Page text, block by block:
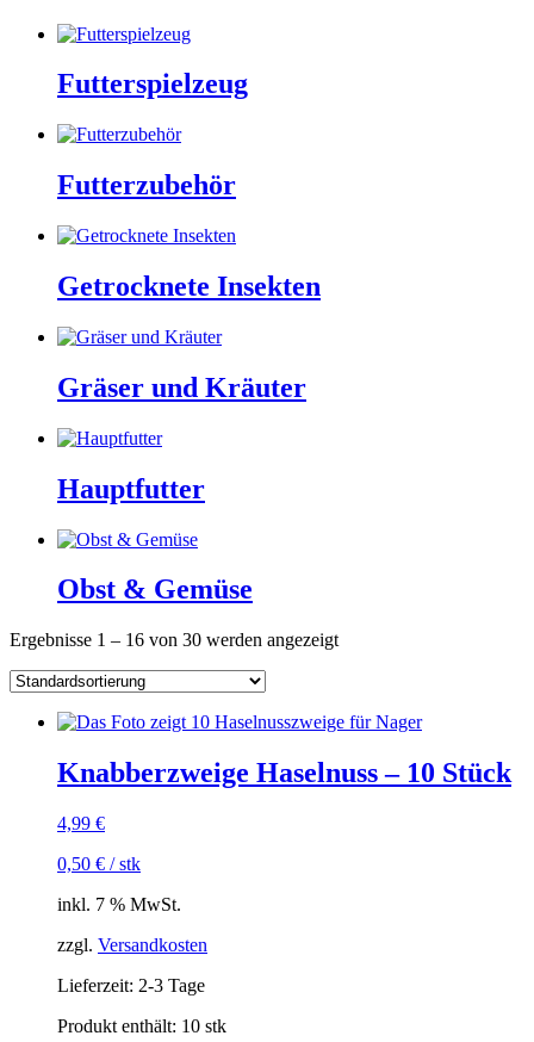
Futterspielzeug
Futterzubehör
Getrocknete Insekten
Gräser und Kräuter
Hauptfutter
Obst & Gemüse
Ergebnisse 1 – 16 von 30 werden angezeigt
Knabberzweige Haselnuss – 10 Stück
4,99 €
0,50 € /stk
inkl. 7 % MwSt.
zzgl. Versandkosten
Lieferzeit: 2-3 Tage
Produkt enthält: 10 stk